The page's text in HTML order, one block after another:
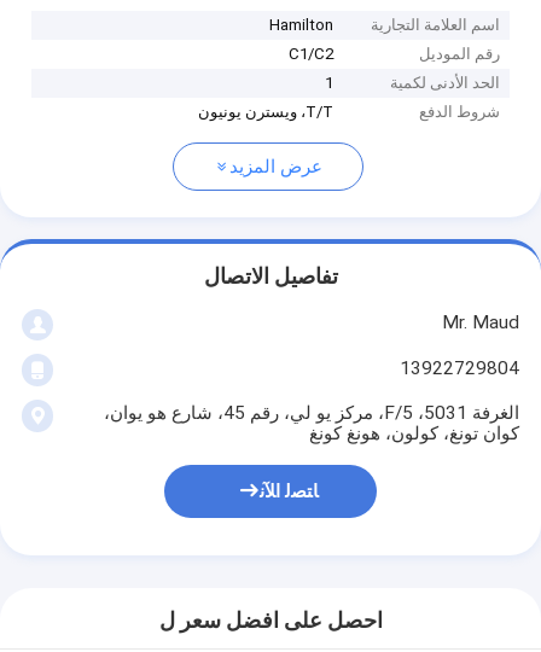
اسم العلامة التجارية
Hamilton
رقم الموديل
C1/C2
الحد الأدنى لكمية
1
شروط الدفع
T/T، ويسترن يونيون
عرض المزيد
تفاصيل الاتصال
Mr. Maud
13922729804
الغرفة 5031، 5/F، مركز يو لي، رقم 45، شارع هو يوان،
كوان تونغ، كولون، هونغ كونغ
ﺎﺘﺼﻟ ﺍﻶﻧ
احصل على افضل سعر ل